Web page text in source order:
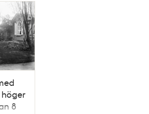
8